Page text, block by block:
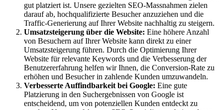
gut platziert ist. Unsere gezielten SEO-Massnahmen zielen
darauf ab, hochqualifizierte Besucher anzuziehen und die
Traffic-Generierung auf Ihrer Website nachhaltig zu steigern.
Umsatzsteigerung über die Website: Eine höhere Anzahl
von Besuchern auf Ihrer Website kann direkt zu einer
Umsatzsteigerung führen. Durch die Optimierung Ihrer
Website für relevante Keywords und die Verbesserung der
Benutzererfahrung helfen wir Ihnen, die Conversion-Rate zu
erhöhen und Besucher in zahlende Kunden umzuwandeln.
Verbesserte Auffindbarkeit bei Google: Eine gute
Platzierung in den Suchergebnissen von Google ist
entscheidend, um von potenziellen Kunden entdeckt zu